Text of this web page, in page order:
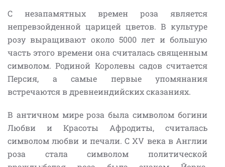
С незапамятных времен роза является
непревзойденной царицей цветов. В культуре
розу выращивают около 5000 лет и большую
часть этого времени она считалась священным
символом. Родиной Королевы садов считается
Персия, а самые первые упомянания
встречаются в древнеиндийских сказаниях.
В античном мире роза была символом богини
Любви и Красоты Афродиты, считалась
символом любви и печали. С XV века в Англии
роза стала символом политической